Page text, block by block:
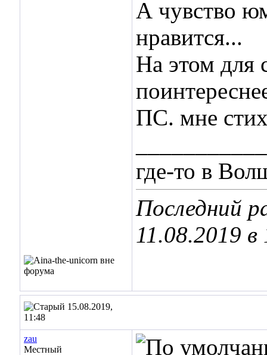
А чувство
нравится...
На этом для
ПС. мне
где-то в
Последний
11.08.2019 в
15.08.2019,
11:48
zau
Местный